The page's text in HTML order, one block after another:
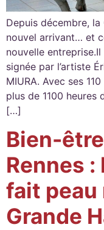
Depuis décembre,
nouvel arrivant… et
nouvelle entreprise.Il
signée par l’artiste
MIURA. Avec ses
plus de 1100
[…]
Bien-
Rennes :
fait peau
Grande